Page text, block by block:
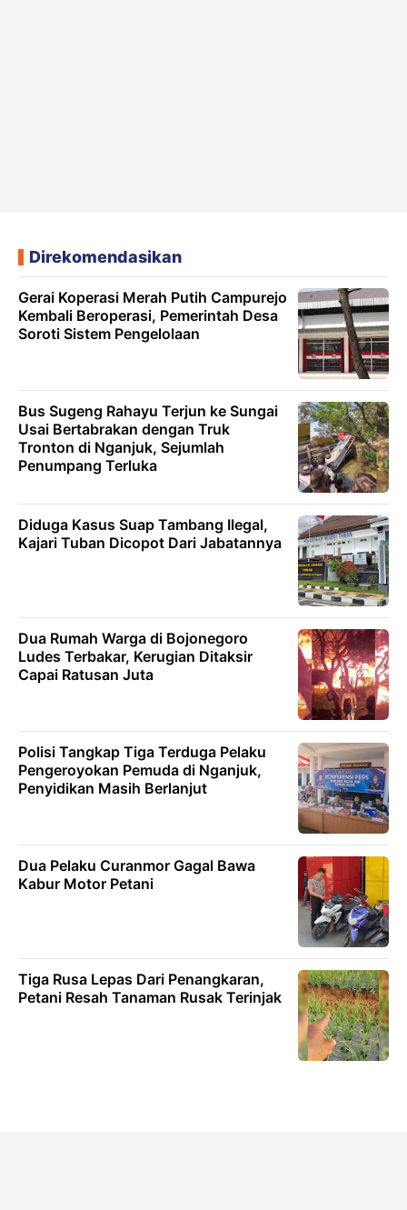
Direkomendasikan
Gerai Koperasi Merah Putih Campurejo
Kembali Beroperasi, Pemerintah Desa
Soroti Sistem Pengelolaan
Bus Sugeng Rahayu Terjun ke Sungai
Usai Bertabrakan dengan Truk
Tronton di Nganjuk, Sejumlah
Penumpang Terluka
Diduga Kasus Suap Tambang Ilegal,
Kajari Tuban Dicopot Dari Jabatannya
Dua Rumah Warga di Bojonegoro
Ludes Terbakar, Kerugian Ditaksir
Capai Ratusan Juta
Polisi Tangkap Tiga Terduga Pelaku
Pengeroyokan Pemuda di Nganjuk,
Penyidikan Masih Berlanjut
Dua Pelaku Curanmor Gagal Bawa
Kabur Motor Petani
Tiga Rusa Lepas Dari Penangkaran,
Petani Resah Tanaman Rusak Terinjak